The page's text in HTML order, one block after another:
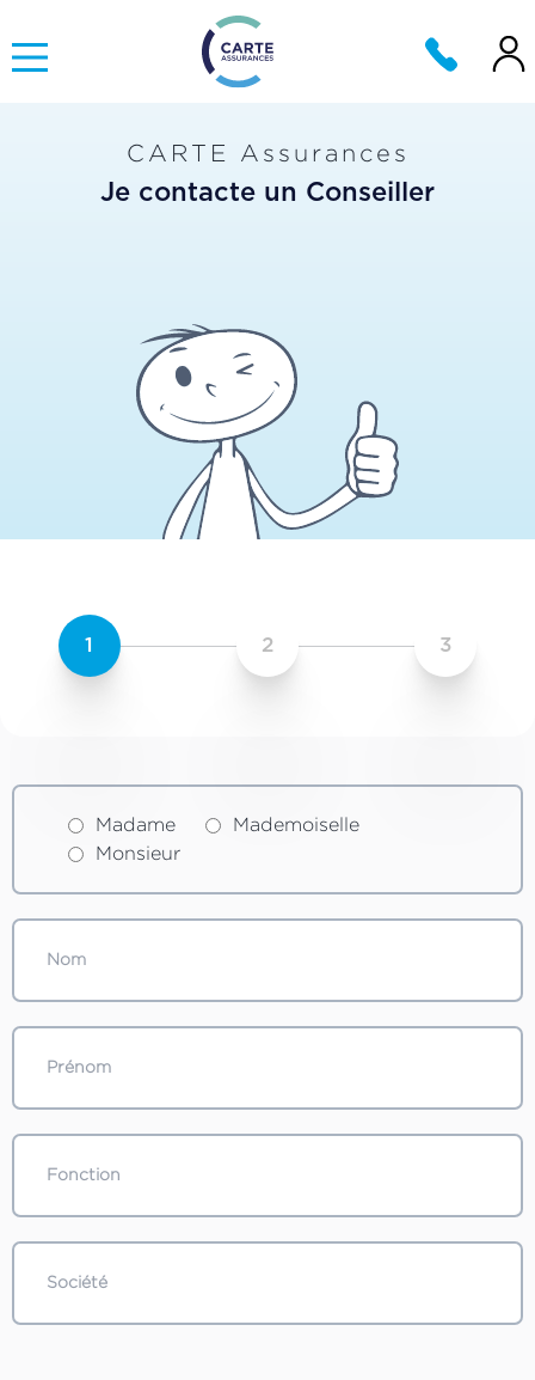
CARTE Assurances
Je contacte un Conseiller
1 2 3
Madame
Mademoiselle
Monsieur